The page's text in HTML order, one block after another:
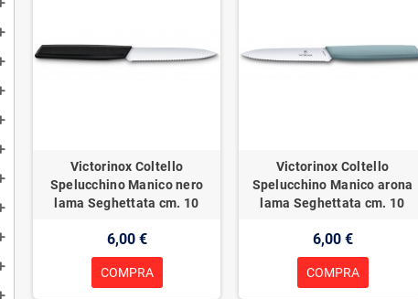
Victorinox Coltello
Spelucchino Manico nero
lama Seghettata cm. 10
6,00 €
COMPRA
Victorinox Coltello
Spelucchino Manico arona
lama Seghettata cm. 10
6,00 €
COMPRA